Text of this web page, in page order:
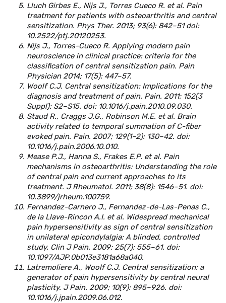
Lluch Girbes E., Nijs J., Torres Cueco R. et al. Pain
treatment for patients with osteoarthritis and central
sensitization. Phys Ther. 2013; 93(6): 842–51 doi:
10.2522/ptj.20120253.
Nijs J., Torres-Cueco R. Applying modern pain
neuroscience in clinical practice: criteria for the
classification of central sensitization pain. Pain
Physician 2014; 17(5): 447–57.
Woolf C.J. Central sensitization: Implications for the
diagnosis and treatment of pain. Pain. 2011; 152(3
Suppl): S2–S15. doi: 10.1016/j.pain.2010.09.030.
Staud R., Craggs J.G., Robinson M.E. et al. Brain
activity related to temporal summation of C-fiber
evoked pain. Pain. 2007; 129(1–2): 130–42. doi:
10.1016/j.pain.2006.10.010.
Mease P.J., Hanna S., Frakes E.P. et al. Pain
mechanisms in osteoarthritis: Understanding the role
of central pain and current approaches to its
treatment. J Rheumatol. 2011; 38(8): 1546–51. doi:
10.3899/jrheum.100759.
Fernandez-Carnero J., Fernandez-de-Las-Penas C.,
de la Llave-Rincon A.I. et al. Widespread mechanical
pain hypersensitivity as sign of central sensitization
in unilateral epicondylalgia: A blinded, controlled
study. Clin J Pain. 2009; 25(7): 555–61. doi:
10.1097/AJP.0b013e3181a68a040.
Latremoliere A., Woolf C.J. Central sensitization: a
generator of pain hypersensitivity by central neural
plasticity. J Pain. 2009; 10(9): 895–926. doi:
10.1016/j.jpain.2009.06.012.